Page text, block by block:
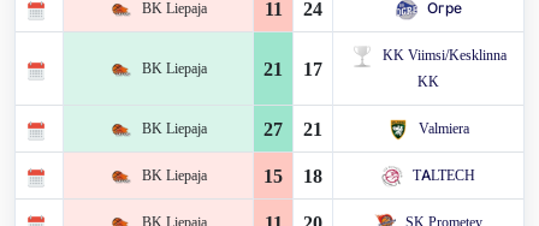
BK Liepaja 11 24 Огре
BK Liepaja 21 17
KK Viimsi/Kesklinna
KK
BK Liepaja 27 21 Valmiera
BK Liepaja 15 18 TALTECH
BK Liepaja SK Prometey